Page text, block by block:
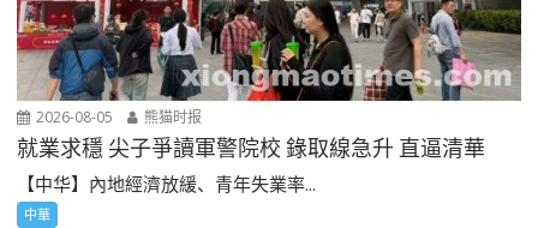
2026-08-05 熊猫时报
就業求穩 尖子爭讀軍警院校 錄取線急升 直逼清華
【中华】內地經濟放緩、青年失業率...
中華